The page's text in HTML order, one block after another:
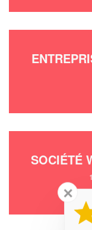
SOCIÉTÉ
✕